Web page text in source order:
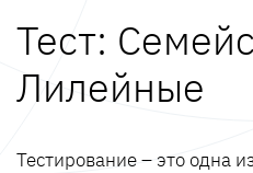
Тест:
Лилейные
Тестирование – это одна